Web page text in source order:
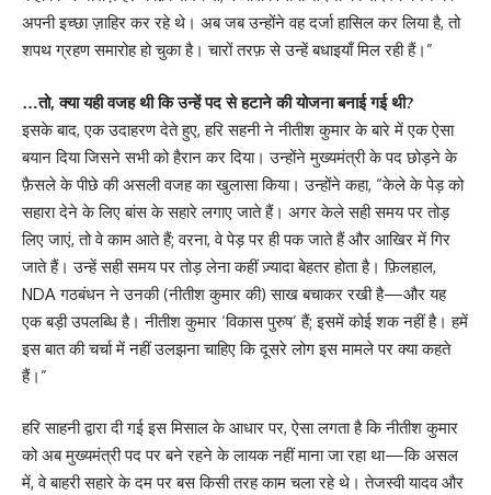
अपनी इच्छा ज़ाहिर कर रहे थे। अब जब उन्होंने वह दर्जा हासिल कर लिया है, तो
शपथ ग्रहण समारोह हो चुका है। चारों तरफ़ से उन्हें बधाइयाँ मिल रही हैं।”
…तो, क्या यही वजह थी कि उन्हें पद से हटाने की योजना बनाई गई थी?
इसके बाद, एक उदाहरण देते हुए, हरि सहनी ने नीतीश कुमार के बारे में एक ऐसा
बयान दिया जिसने सभी को हैरान कर दिया। उन्होंने मुख्यमंत्री के पद छोड़ने के
फ़ैसले के पीछे की असली वजह का खुलासा किया। उन्होंने कहा, “केले के पेड़ को
सहारा देने के लिए बांस के सहारे लगाए जाते हैं। अगर केले सही समय पर तोड़
लिए जाएं, तो वे काम आते हैं; वरना, वे पेड़ पर ही पक जाते हैं और आखिर में गिर
जाते हैं। उन्हें सही समय पर तोड़ लेना कहीं ज़्यादा बेहतर होता है। फ़िलहाल,
NDA गठबंधन ने उनकी (नीतीश कुमार की) साख बचाकर रखी है—और यह
एक बड़ी उपलब्धि है। नीतीश कुमार ‘विकास पुरुष’ हैं; इसमें कोई शक नहीं है। हमें
इस बात की चर्चा में नहीं उलझना चाहिए कि दूसरे लोग इस मामले पर क्या कहते
हैं।”
हरि साहनी द्वारा दी गई इस मिसाल के आधार पर, ऐसा लगता है कि नीतीश कुमार
को अब मुख्यमंत्री पद पर बने रहने के लायक नहीं माना जा रहा था—कि असल
में, वे बाहरी सहारे के दम पर बस किसी तरह काम चला रहे थे। तेजस्वी यादव और